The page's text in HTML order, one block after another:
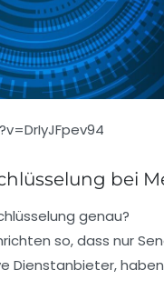
bei
genau?
so, dass nur
Dienstanbieter,